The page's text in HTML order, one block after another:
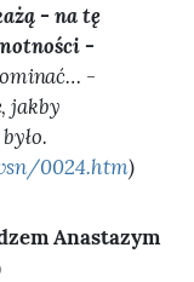
- na tę
-
-
jakby
0024.htm)
Anastazym